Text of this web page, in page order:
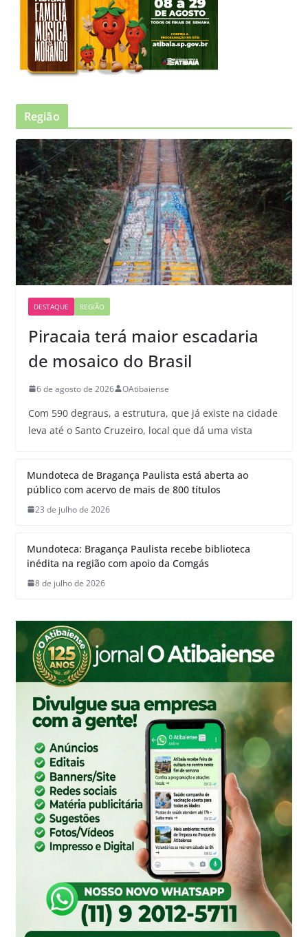
Região
DESTAQUE REGIÃO
Piracaia terá maior escadaria
de mosaico do Brasil
6 de agosto de 2026 OAtibaiense
Com 590 degraus, a estrutura, que já existe na cidade
leva até o Santo Cruzeiro, local que dá uma vista
Mundoteca de Bragança Paulista está aberta ao
público com acervo de mais de 800 títulos
23 de julho de 2026
Mundoteca: Bragança Paulista recebe biblioteca
inédita na região com apoio da Comgás
8 de julho de 2026